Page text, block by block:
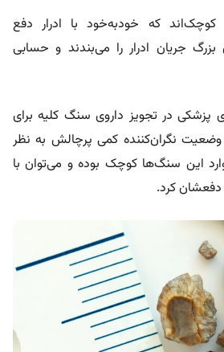
که خود‌به‌خود با ادرار دفع
جریان ادرار را می‌بندند و حسابی
پزشکی در تجویز داروی سنگ کلیه برای
وضعیت نگران‌کننده کمی پرچالش به نظر
این سنگ‌ها کوچک بوده و می‌توان با
کرد.